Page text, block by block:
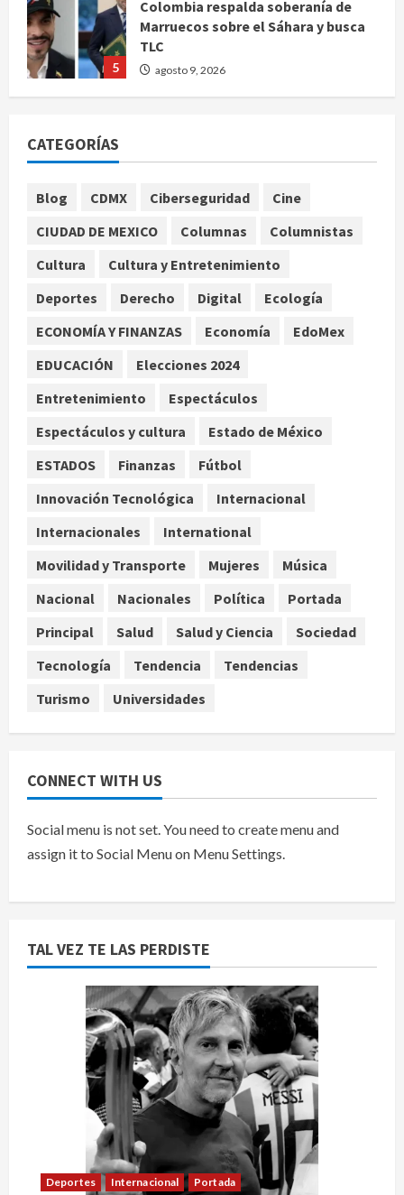
1
Deportes Internacional Portada
Fallece Jorge Messi, padre de
Lionel, a los 68 años en Rosario
Tabasco
3
Melanie Martinez se presenta en el
‘Hades: The Sacrifice’
Nacional
de créditos del Infonavit y niega
riesgo financiero
5
Colombia respalda soberanía de
Marruecos sobre el Sáhara y busca
agosto 9, 2026
CATEGORÍAS
Blog CDMX Ciberseguridad
Cine
CIUDAD DE MEXICO
Columnas
Columnistas
Cultura
Cultura y Entretenimiento
Deportes
Derecho Digital
Ecología
ECONOMÍA Y FINANZAS
Economía
EdoMex
EDUCACIÓN
Elecciones 2024
Entretenimiento
Espectáculos
Espectáculos y cultura
Estado de México
ESTADOS
Finanzas
Fútbol
Innovación Tecnológica
Internacional
Internacionales
International
Movilidad y Transporte
Mujeres
Música
Nacional
Nacionales Política
Portada
Principal
Salud Salud y Ciencia
Sociedad
Tecnología
Tendencia
Tendencias
Turismo
Universidades
CONNECT WITH US
Social menu is not set. You need to create menu and
assign it to Social Menu on Menu Settings.
TAL VEZ TE LAS PERDISTE
Deportes Internacional Portada